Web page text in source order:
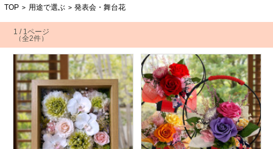
TOP > 用途で選ぶ > 発表会・舞台花
1 / 1ページ
（全2件）